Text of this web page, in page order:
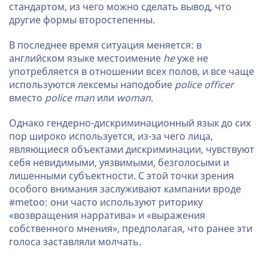
стандартом, из чего можно сделать вывод, что
другие формы второстепенны.
В последнее время ситуация меняется: в
английском языке местоимение heуже не
употребляется в отношении всех полов, и все чаще
используются лексемы наподобие police officer
вместо police man или woman.
Однако гендерно-дискриминационный язык до сих
пор широко используется, из-за чего лица,
являющиеся объектами дискриминации, чувствуют
себя невидимыми, уязвимыми, безголосыми и
лишенными субъектности. С этой точки зрения
особого внимания заслуживают кампании вроде
#metoo: они часто используют риторику
«возвращения нарратива» и «выражения
собственного мнения», предполагая, что ранее эти
голоса заставляли молчать.